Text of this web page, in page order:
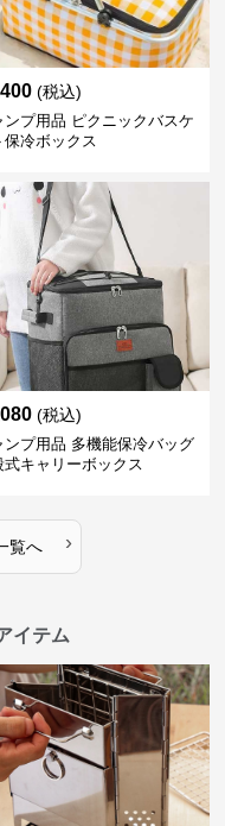
(税込)
ンプ用品 ピクニックバスケ
保冷ボックス
(税込)
ンプ用品 多機能保冷バッグ
式キャリーボックス
覧へ ›
イテム